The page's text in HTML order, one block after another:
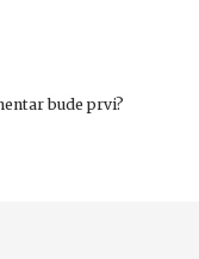
bude prvi?